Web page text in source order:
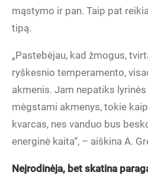
mąstymo ir pan. Taip pat
tipą.
„Pastebėjau, kad žmogus,
ryškesnio temperamento,
akmenis. Jam nepatiks
mėgstami akmenys, tokie
kvarcas, nes vanduo bus
energinė kaita“, – aiškina A.
Neįrodinėja, bet skatina